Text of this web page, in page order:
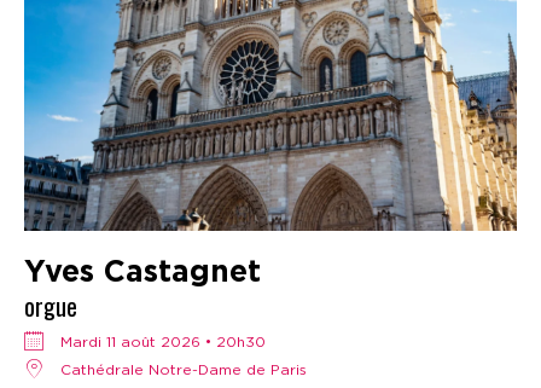
Yves Castagnet
orgue
mardi 11 août 2026 • 20h30
Cathédrale Notre-Dame de Paris